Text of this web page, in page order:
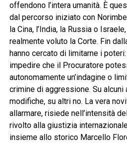
offendono l’intera umanità. È
dal percorso iniziato con
la Cina, l’India, la Russia o
realmente voluto la Corte. Fin
hanno cercato di limitarne i
impedire che il Procuratore
autonomamente un’indagine o
crimine di aggressione. Su
modifiche, su altri no. La vera
allarmare, risiede nell’intensità
rivolto alla giustizia
insieme allo storico Marcello